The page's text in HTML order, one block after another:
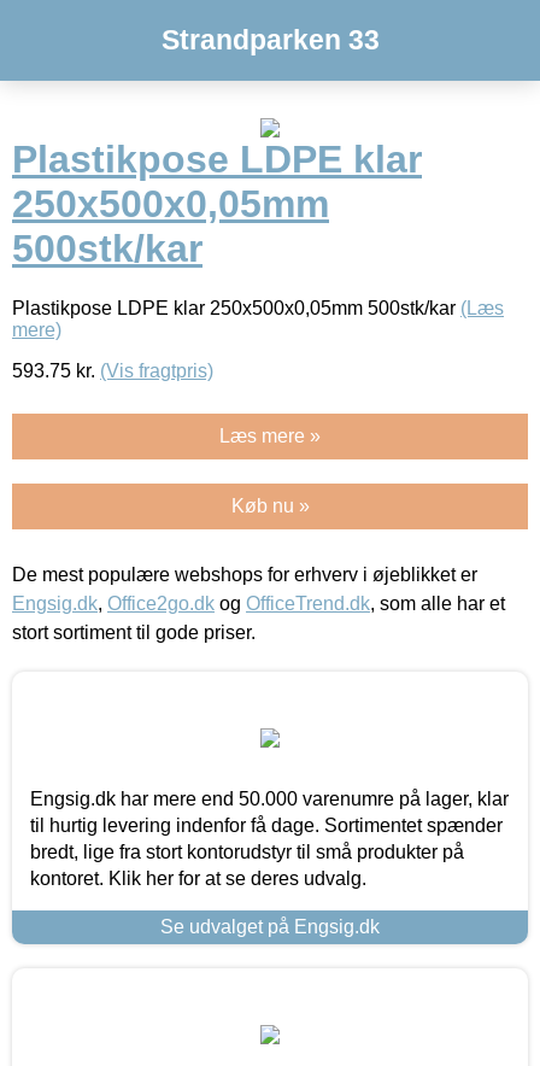
Strandparken 33
Plastikpose LDPE klar
250x500x0,05mm
500stk/kar
Plastikpose LDPE klar 250x500x0,05mm 500stk/kar (Læs
mere)
593.75 kr. (Vis fragtpris)
Læs mere »
Køb nu »
De mest populære webshops for erhverv i øjeblikket er
Engsig.dk, Office2go.dk og OfficeTrend.dk, som alle har et
stort sortiment til gode priser.
Engsig.dk har mere end 50.000 varenumre på lager, klar
til hurtig levering indenfor få dage. Sortimentet spænder
bredt, lige fra stort kontorudstyr til små produkter på
kontoret. Klik her for at se deres udvalg.
Se udvalget på Engsig.dk